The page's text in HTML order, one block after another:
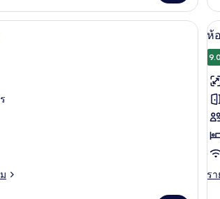
เกี่ยว
กับ
ห้อ
สิ
ทวิ
น
นห้องพัก ห้องซูพีเรียทวิน | เครื่องนอนระดับพรีเ
เ
ภ
ทั้
ข
ห้
ซู
พี
เ
ห้
9.0
ร
รา